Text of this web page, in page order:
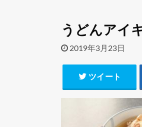
うどんアイ
2019年3月23日
ツイート